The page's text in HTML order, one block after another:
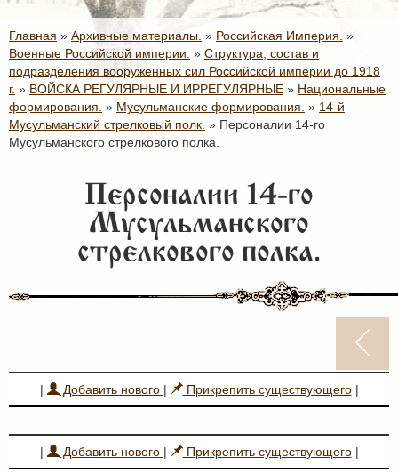
Главная » Архивные материалы. » Российская Империя. »
Военные Российской империи. » Структура, состав и
подразделения вооруженных сил Российской империи до 1918
г. » ВОЙСКА РЕГУЛЯРНЫЕ И ИРРЕГУЛЯРНЫЕ » Национальные
формирования. » Мусульманские формирования. » 14-й
Мусульманский стрелковый полк. » Персоналии 14-го
Мусульманского стрелкового полка.
Персоналии 14-го
Мусульманского
стрелкового полка.
| Добавить нового | Прикрепить существующего|
| Добавить нового | Прикрепить существующего|